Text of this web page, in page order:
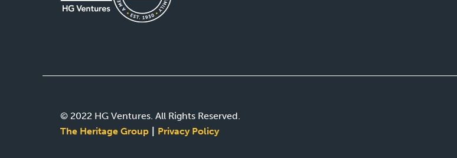
© 2022 HG Ventures. All Rights Reserved.
The Heritage Group
Privacy Policy